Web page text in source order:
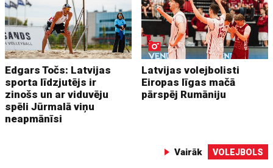
Edgars Točs: Latvijas
sporta līdzjutējs ir
zinošs un ar viduvēju
spēli Jūrmalā viņu
neapmānīsi
Latvijas volejbolisti
Eiropas līgas mačā
pārspēj Rumāniju
Vairāk VOLEJBOLS